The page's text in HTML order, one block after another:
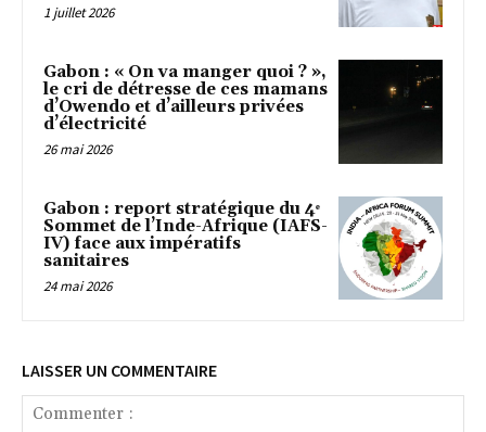
1 juillet 2026
Gabon : « On va manger quoi ? »,
le cri de détresse de ces mamans
d’Owendo et d’ailleurs privées
d’électricité
26 mai 2026
Gabon : report stratégique du 4ᵉ
Sommet de l’Inde-Afrique (IAFS-
IV) face aux impératifs
sanitaires
24 mai 2026
LAISSER UN COMMENTAIRE